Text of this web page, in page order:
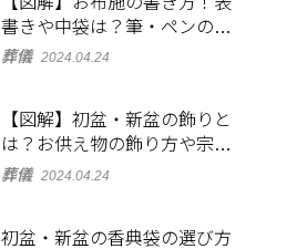
書きや中袋は？筆・ペンのマ
ナーとよくあるQ&A集
葬儀 2024.04.24
【図解】初盆・新盆の飾りと
は？お供え物の飾り方や宗派
ごとの違いを解説！
葬儀 2024.04.24
初盆・新盆の香典袋の選び方